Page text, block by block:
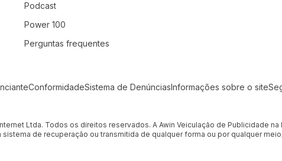
Podcast
Power 100
Perguntas frequentes
ConformidadeSistema de DenúnciasInformações sobre o site
Ltda. Todos os direitos reservados. A Awin Veiculação de Publicidade
de recuperação ou transmitida de qualquer forma ou por qualquer